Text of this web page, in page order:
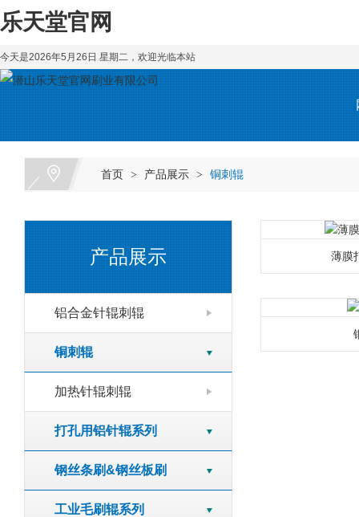
乐天堂官网
今天是2026年5月26日 星期二，欢迎光临本站
首页 > 产品展示 > 铜刺辊
产品展示
铝合金针辊刺辊
铜刺辊
加热针辊刺辊
打孔用铝针辊系列
钢丝条刷&钢丝板刷
工业毛刷辊系列
薄膜